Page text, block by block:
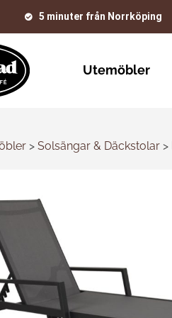
5 minuter från Norrköping
Utemöbler
> Solsängar & Däckstolar >